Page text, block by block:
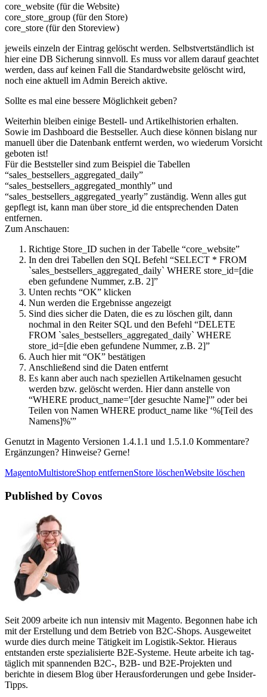
core_website (für die Website)
core_store_group (für den Store)
core_store (für den Storeview)
jeweils einzeln der Eintrag gelöscht werden. Selbstvertständlich ist
hier eine DB Sicherung sinnvoll. Es muss vor allem darauf geachtet
werden, dass auf keinen Fall die Standardwebsite gelöscht wird,
noch eine aktuell im Admin Bereich aktive.
Sollte es mal eine bessere Möglichkeit geben?
Weiterhin bleiben einige Bestell- und Artikelhistorien erhalten.
Sowie im Dashboard die Bestseller. Auch diese können bislang nur
manuell über die Datenbank entfernt werden, wo wiederum Vorsicht
geboten ist!
Für die Beststeller sind zum Beispiel die Tabellen
“sales_bestsellers_aggregated_daily”
“sales_bestsellers_aggregated_monthly” und
“sales_bestsellers_aggregated_yearly” zuständig. Wenn alles gut
gepflegt ist, kann man über store_id die entsprechenden Daten
entfernen.
Zum Anschauen:
Richtige Store_ID suchen in der Tabelle “core_website”
In den drei Tabellen den SQL Befehl “SELECT * FROM
`sales_bestsellers_aggregated_daily` WHERE store_id=[die
eben gefundene Nummer, z.B. 2]”
Unten rechts “OK” klicken
Nun werden die Ergebnisse angezeigt
Sind dies sicher die Daten, die es zu löschen gilt, dann
nochmal in den Reiter SQL und den Befehl “DELETE
FROM `sales_bestsellers_aggregated_daily` WHERE
store_id=[die eben gefundene Nummer, z.B. 2]”
Auch hier mit “OK” bestätigen
Anschließend sind die Daten entfernt
Es kann aber auch nach speziellen Artikelnamen gesucht
werden bzw. gelöscht werden. Hier dann anstelle von
“WHERE product_name='[der gesuchte Name]'” oder bei
Teilen von Namen WHERE product_name like ‘%[Teil des
Namens]%'”
Genutzt in Magento Versionen 1.4.1.1 und 1.5.1.0 Kommentare?
Ergänzungen? Hinweise? Gerne!
MagentoMultistoreShop entfernenStore löschenWebsite löschen
Published by Covos
Seit 2009 arbeite ich nun intensiv mit Magento. Begonnen habe ich
mit der Erstellung und dem Betrieb von B2C-Shops. Ausgeweitet
wurde dies durch meine Tätigkeit im Logistik-Sektor. Hieraus
entstanden erste spezialisierte B2E-Systeme. Heute arbeite ich tag-
täglich mit spannenden B2C-, B2B- und B2E-Projekten und
berichte in diesem Blog über Herausforderungen und gebe Insider-
Tipps.